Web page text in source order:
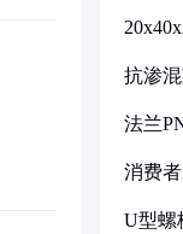
抗渗
法兰
消费
U型螺